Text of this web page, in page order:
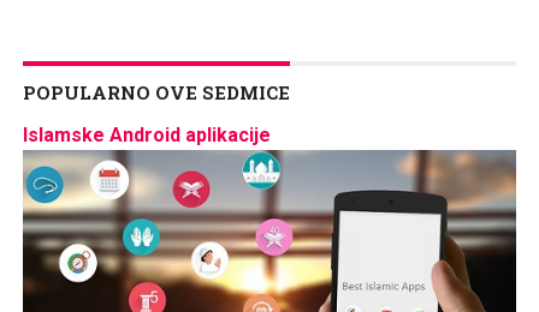
POPULARNO OVE SEDMICE
Islamske Android aplikacije